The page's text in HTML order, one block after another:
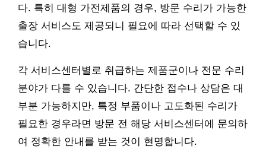
다. 특히 대형 가전제품의 경우, 방문 수리가 가능한
출장 서비스도 제공되니 필요에 따라 선택할 수 있
습니다.
각 서비스센터별로 취급하는 제품군이나 전문 수리
분야가 다를 수 있습니다. 간단한 접수나 상담은 대
부분 가능하지만, 특정 부품이나 고도화된 수리가
필요한 경우라면 방문 전 해당 서비스센터에 문의하
여 정확한 안내를 받는 것이 현명합니다.